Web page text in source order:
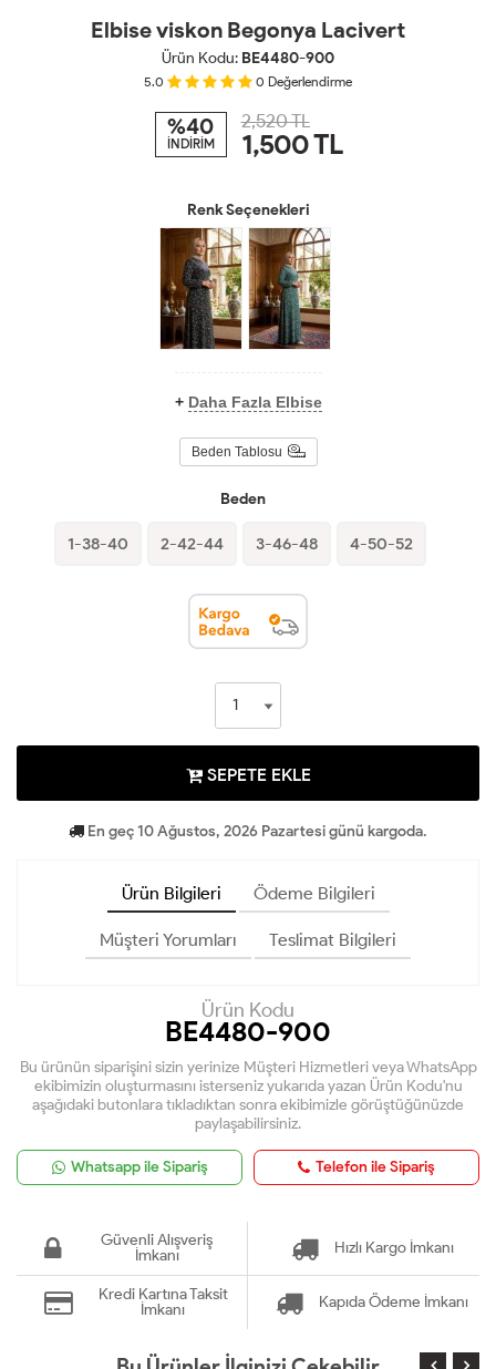
Elbise viskon Begonya Lacivert
Ürün Kodu: BE4480-900
5.0 0 Değerlendirme
%40
İNDİRİM
2,520 TL
1,500TL
Renk Seçenekleri
+ Daha Fazla Elbise
Beden Tablosu
Beden
1-38-40 2-42-44 3-46-48 4-50-52
SEPETE EKLE
En geç 10 Ağustos, 2026 Pazartesi günü kargoda.
Ürün Bilgileri Ödeme Bilgileri
Müşteri Yorumları Teslimat Bilgileri
Ürün Kodu
BE4480-900
Bu ürünün siparişini sizin yerinize Müşteri Hizmetleri veya WhatsApp
ekibimizin oluşturmasını isterseniz yukarıda yazan Ürün Kodu'nu
aşağıdaki butonlara tıkladıktan sonra ekibimizle görüştüğünüzde
paylaşabilirsiniz.
Whatsapp ile Sipariş Telefon ile Sipariş
Güvenli Alışveriş
İmkanı
Hızlı Kargo İmkanı
Kredi Kartına Taksit
İmkanı
Kapıda Ödeme İmkanı